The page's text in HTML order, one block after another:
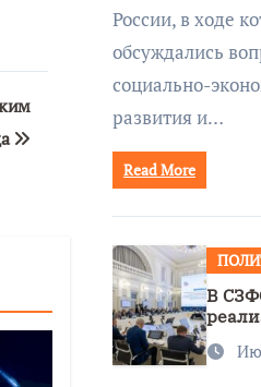
России, в ходе
обсуждались
социально-
развития и…
Read More
В